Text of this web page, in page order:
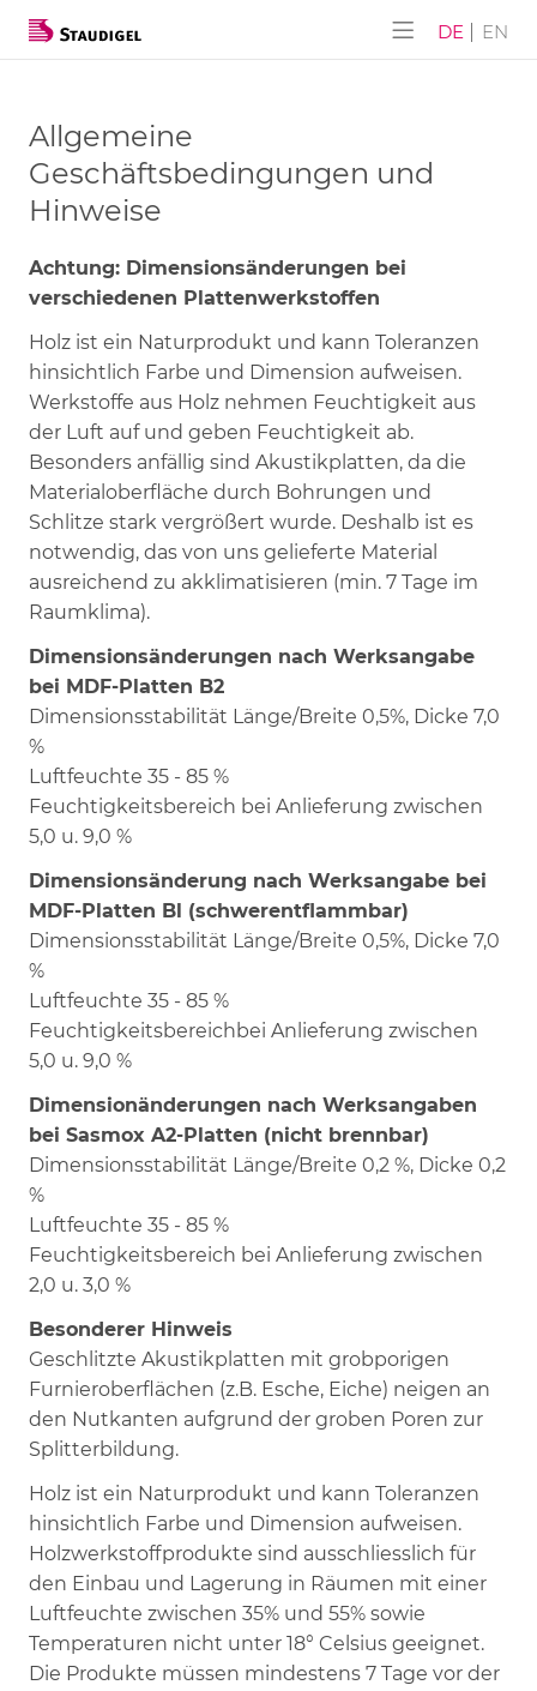
DE EN
Allgemeine
Geschäftsbedingungen und
Hinweise
Achtung: Dimensionsänderungen bei
verschiedenen Plattenwerkstoffen
Holz ist ein Naturprodukt und kann Toleranzen
hinsichtlich Farbe und Dimension aufweisen.
Werkstoffe aus Holz nehmen Feuchtigkeit aus
der Luft auf und geben Feuchtigkeit ab.
Besonders anfällig sind Akustikplatten, da die
Materialoberfläche durch Bohrungen und
Schlitze stark vergrößert wurde. Deshalb ist es
notwendig, das von uns gelieferte Material
ausreichend zu akklimatisieren (min. 7 Tage im
Raumklima).
Dimensionsänderungen nach Werksangabe
bei MDF-Platten B2
Dimensionsstabilität Länge/Breite 0,5%, Dicke 7,0
%
Luftfeuchte 35 - 85 %
Feuchtigkeitsbereich bei Anlieferung zwischen
5,0 u. 9,0 %
Dimensionsänderung nach Werksangabe bei
MDF-Platten Bl (schwerentflammbar)
Dimensionsstabilität Länge/Breite 0,5%, Dicke 7,0
%
Luftfeuchte 35 - 85 %
Feuchtigkeitsbereichbei Anlieferung zwischen
5,0 u. 9,0 %
Dimensionänderungen nach Werksangaben
bei Sasmox A2-Platten (nicht brennbar)
Dimensionsstabilität Länge/Breite 0,2 %, Dicke 0,2
%
Luftfeuchte 35 - 85 %
Feuchtigkeitsbereich bei Anlieferung zwischen
2,0 u. 3,0 %
Besonderer Hinweis
Geschlitzte Akustikplatten mit grobporigen
Furnieroberflächen (z.B. Esche, Eiche) neigen an
den Nutkanten aufgrund der groben Poren zur
Splitterbildung.
Holz ist ein Naturprodukt und kann Toleranzen
hinsichtlich Farbe und Dimension aufweisen.
Holzwerkstoffprodukte sind ausschliesslich für
den Einbau und Lagerung in Räumen mit einer
Luftfeuchte zwischen 35% und 55% sowie
Temperaturen nicht unter 18° Celsius geeignet.
Die Produkte müssen mindestens 7 Tage vor der
Möbel BAU
Wand DESIGN
Flex Paravent
ALPHA-AKUSTIK
NANO-Lite
Lochplatten
Schlitzplatten
Schlitzplatten (Lamellen)
Schranktüren
Komplettlösungen
Geschichte
Stellenangebote
Event 03/2025
Event 04/2024
Event 11/2023
Event 03/2023
Event 11/2022
Event 04/2022
Event 11/2021